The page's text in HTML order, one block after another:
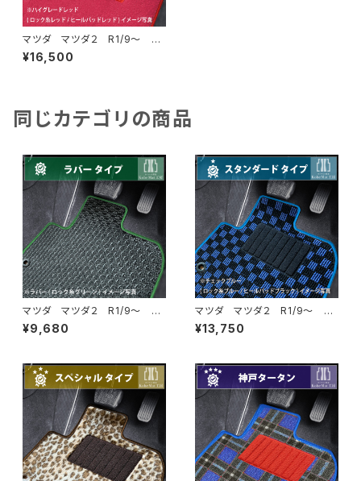
マツダ マツダ２ R1/9〜 DJ
系 フロアマット一式 カーマッ
ト ハイグレードタイプ
¥16,500
同じカテゴリの商品
マツダ マツダ２ R1/9〜 DJ
系 フロアマット一式 カーマッ
ト 防水 ラバータイプ
¥9,680
マツダ マツダ２ R1/9〜 DJ
系 フロアマット一式 カーマッ
ト スタンダードタイプ
¥13,750